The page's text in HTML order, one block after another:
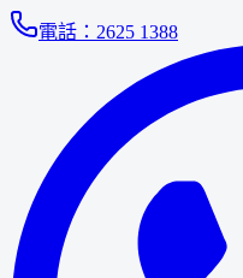
電話： 2625 1388